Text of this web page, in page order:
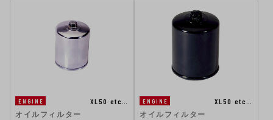
ENGINE
XL50 etc…
オイルフィルター
ENGINE
XL50 etc…
オイルフィルター